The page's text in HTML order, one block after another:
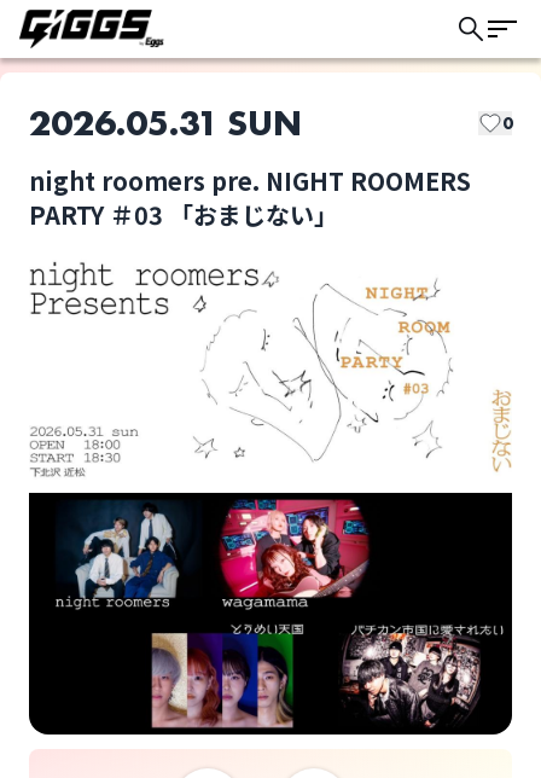
ライブ体験をもっと楽しく、もっと便利
2026.05.31 SUN 0
night roomers pre. NIGHT ROOMERS
PARTY ＃03 「おまじない」
night roomers wagamama
とうめい天国 バチカン市国に愛され
night roomers pre.
NIGHT ROOMERS
PARTY ＃03 「おまじ
ない」
選択しない
このライブの取り置きは終了しました